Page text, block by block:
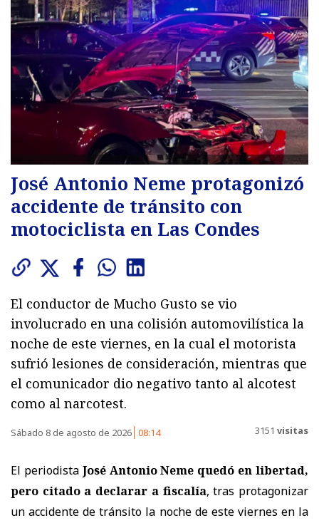
José Antonio Neme protagonizó
accidente de tránsito con
motociclista en Las Condes
El conductor de Mucho Gusto se vio
involucrado en una colisión automovilística la
noche de este viernes, en la cual el motorista
sufrió lesiones de consideración, mientras que
el comunicador dio negativo tanto al alcotest
como al narcotest.
Sábado 8 de agosto de 2026 08:14 3151 visitas
El periodista José Antonio Neme quedó en libertad,
pero citado a declarar a fiscalía, tras protagonizar
un accidente de tránsito la noche de este viernes en la